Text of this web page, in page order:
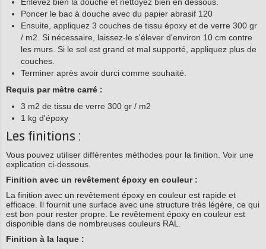
Poncer le bac à douche avec du papier abrasif 120
Ensuite, appliquez 3 couches de tissu époxy et de verre 300 gr
/ m2. Si nécessaire, laissez-le s'élever d'environ 10 cm contre
les murs. Si le sol est grand et mal supporté, appliquez plus de
couches.
Terminer après avoir durci comme souhaité.
Requis par mètre carré :
3 m2 de tissu de verre 300 gr / m2
1 kg d'époxy
Les finitions :
Vous pouvez utiliser différentes méthodes pour la finition. Voir une
explication ci-dessous.
Finition avec un revêtement époxy en couleur :
La finition avec un revêtement époxy en couleur est rapide et
efficace. Il fournit une surface avec une structure très légère, ce qui
est bon pour rester propre. Le revêtement époxy en couleur est
disponible dans de nombreuses couleurs RAL.
Finition à la laque :